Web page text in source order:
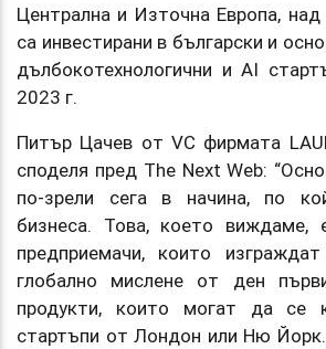
Централна и Източна Европа,
са инвестирани в български и
дълбокотехнологични и AI
2023 г.
Питър Цачев от VC фирмата
споделя пред The Next Web:
по-зрели сега в начина, по
бизнеса. Това, което виждаме,
предприемачи, които
глобално мислене от ден
продукти, които могат да се
стартъпи от Лондон или Ню